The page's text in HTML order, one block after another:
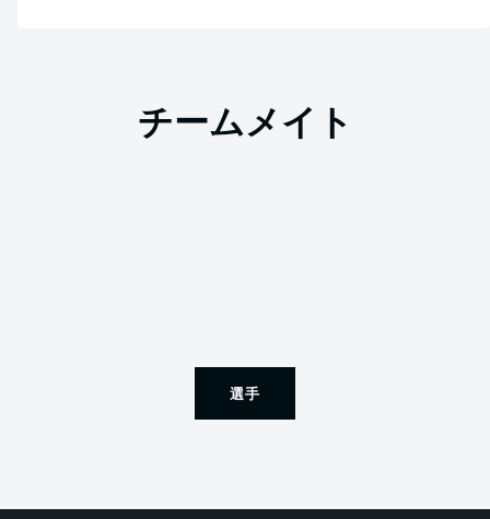
チームメイト
選手